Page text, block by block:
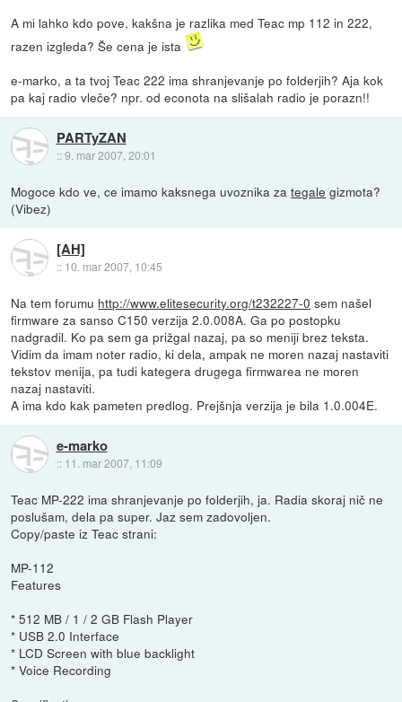
A mi lahko kdo pove, kakšna je razlika med Teac mp 112 in 222,
razen izgleda? Še cena je ista
e-marko, a ta tvoj Teac 222 ima shranjevanje po folderjih? Aja kok
pa kaj radio vleče? npr. od econota na slišalah radio je porazn!!
PARTyZAN
::9. mar 2007, 20:01
Mogoce kdo ve, ce imamo kaksnega uvoznika zategale gizmota?
(Vibez)
[AH]
:: 10. mar 2007, 10:45
Na tem forumu http://www.elitesecurity.org/t232227-0 sem našel
firmware za sanso C150 verzija 2.0.008A. Ga po postopku
nadgradil. Ko pa sem ga prižgal nazaj, pa so meniji brez teksta.
Vidim da imam noter radio, ki dela, ampak ne moren nazaj nastaviti
tekstov menija, pa tudi kategera drugega firmwarea ne moren
nazaj nastaviti.
A ima kdo kak pameten predlog. Prejšnja verzija je bila 1.0.004E.
e-marko
:: 11. mar 2007, 11:09
Teac MP-222 ima shranjevanje po folderjih, ja. Radia skoraj nič ne
poslušam, dela pa super. Jaz sem zadovoljen.
Copy/paste iz Teac strani:
MP-112
Features
* 512 MB / 1 / 2 GB Flash Player
* USB 2.0 Interface
* LCD Screen with blue backlight
* Voice Recording